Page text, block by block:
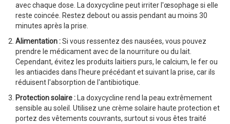
avec chaque dose. La doxycycline peut irriter l'œsophage si elle
reste coincée. Restez debout ou assis pendant au moins 30
minutes après la prise.
Alimentation :Si vous ressentez des nausées, vous pouvez
prendre le médicament avec de la nourriture ou du lait.
Cependant, évitez les produits laitiers purs, le calcium, le fer ou
les antiacides dans l'heure précédant et suivant la prise, car ils
réduisent l'absorption de l'antibiotique.
Protection solaire : La doxycycline rend la peau extrêmement
sensible au soleil. Utilisez une crème solaire haute protection et
portez des vêtements couvrants, surtout si vous êtes traité